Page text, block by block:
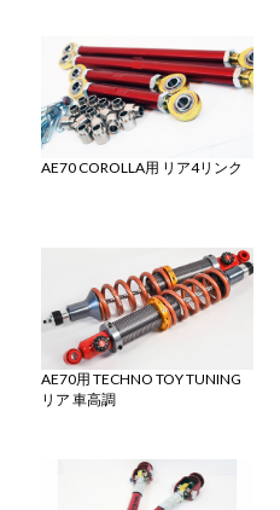
AE70 COROLLA用 リア4リンク
AE70用 TECHNO TOY TUNING
リア 車高調